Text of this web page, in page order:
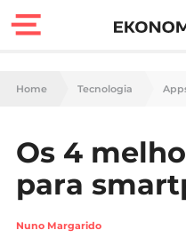
Finanças
Carreira
Casa
Home Tecnologia
Os 4
para
Nuno Margarido